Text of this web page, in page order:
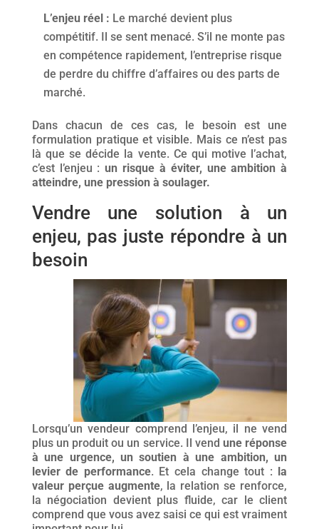
L’enjeu réel : Le marché devient plus
compétitif. Il se sent menacé. S’il ne monte pas
en compétence rapidement, l’entreprise risque
de perdre du chiffre d’affaires ou des parts de
marché.
Dans chacun de ces cas, le besoin est une
formulation pratique et visible. Mais ce n’est pas
là que se décide la vente. Ce qui motive l’achat,
c’est l’enjeu :un risque à éviter, une ambition à
atteindre, une pression à soulager.
Vendre une solution à un
enjeu, pas juste répondre à un
besoin
Lorsqu’un vendeur comprend l’enjeu, il ne vend
plus un produit ou un service. Il vendune réponse
à une urgence, un soutien à une ambition, un
levier de performance. Et cela change tout : la
valeur perçue augmente, la relation se renforce,
la négociation devient plus fluide, car le client
comprend que vous avez saisi ce qui est vraiment